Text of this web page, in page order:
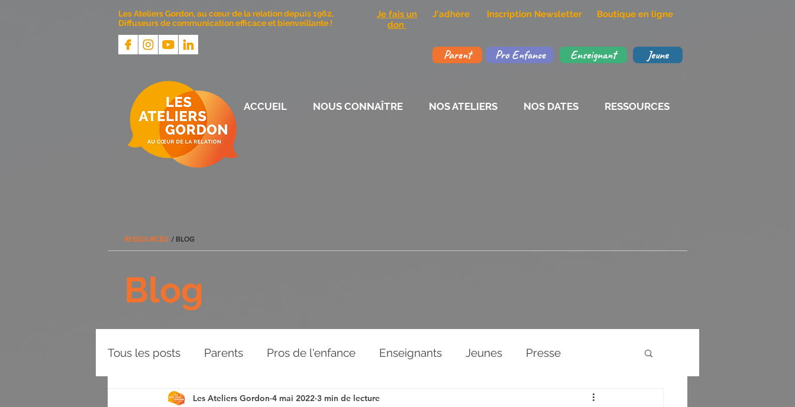
Les Ateliers Gordon, au cœur de la relation depuis 1962,
Diffuseurs de communication efficace et bienveillante !
Je fais un
don
J'adhère Inscription Newsletter Boutique en ligne
Parent Pro Enfance Enseignant Jeune
RESSOURCES / BLOG
Blog
Tous les posts Parents Pros de l'enfance Enseignants Jeunes Presse
Les Piliers de l'Approche Relations aux autres Evènements
Les Ateliers Gordon 4 mai 2022 3 min de lecture
ACCUEIL NOUS CONNAÎTRE NOS ATELIERS NOS DATES RESSOURCES